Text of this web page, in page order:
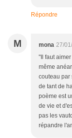
Répondre
M mona 27/
"Il faut
même
couteau par
de tant de
poème est
de vie et
pas les
répandre